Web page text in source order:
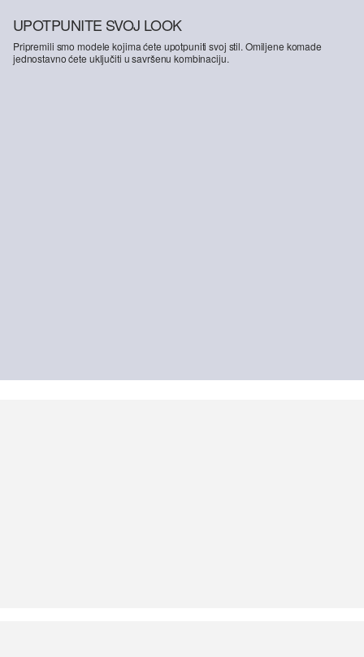
UPOTPUNITE SVOJ LOOK
Pripremili smo modele kojima ćete upotpuniti svoj stil. Omiljene komade
jednostavno ćete uključiti u savršenu kombinaciju.